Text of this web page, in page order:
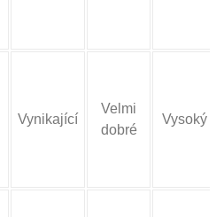
Vynikající
Velmi
dobré
Vysoký